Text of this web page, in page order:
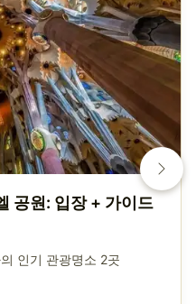
공원: 입장 + 가이드
인기 관광명소 2곳